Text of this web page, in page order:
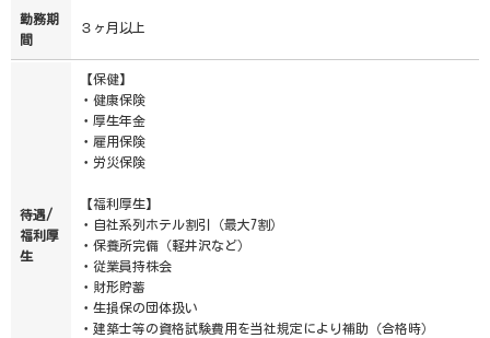
勤務期
間
３ヶ月以上
待遇/
福利厚
生
【保健】
・健康保険
・厚生年金
・雇用保険
・労災保険
【福利厚生】
・自社系列ホテル割引（最大7割）
・保養所完備（軽井沢など）
・従業員持株会
・財形貯蓄
・生損保の団体扱い
・建築士等の資格試験費用を当社規定により補助（合格時）